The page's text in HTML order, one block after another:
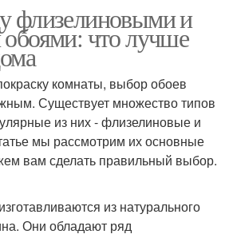
флизелиновыми и
что лучше
комнаты, выбор обоев
Существует множество типов
из них - флизелиновые и
мы рассмотрим их основные
вам сделать правильный выбор.
из натурального
Они обладают ряд